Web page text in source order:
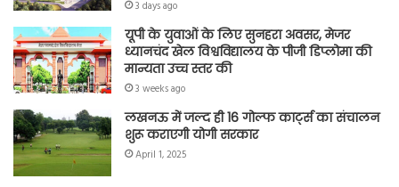
3 days ago
यूपी के युवाओं के लिए सुनहरा अवसर, मेजर
ध्यानचंद खेल विश्वविद्यालय के पीजी डिप्लोमा की
मान्यता उच्च स्तर की
3 weeks ago
लखनऊ में जल्द ही 16 गोल्फ कार्ट्स का संचालन
शुरू कराएगी योगी सरकार
April 1, 2025